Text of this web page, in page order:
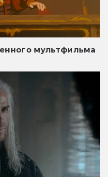
мультфильма